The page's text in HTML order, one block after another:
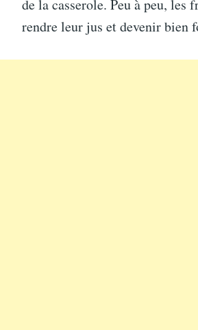
de la casserole. Peu à peu, les
rendre leur jus et devenir bien